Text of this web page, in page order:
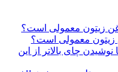
زیتون معمولی است؟